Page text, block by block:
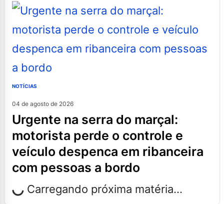
NOTÍCIAS
04 de agosto de 2026
urgente na serra do marçal:
motorista perde o controle e
veículo despenca em ribanceira
com pessoas a bordo
Carregando próxima matéria...